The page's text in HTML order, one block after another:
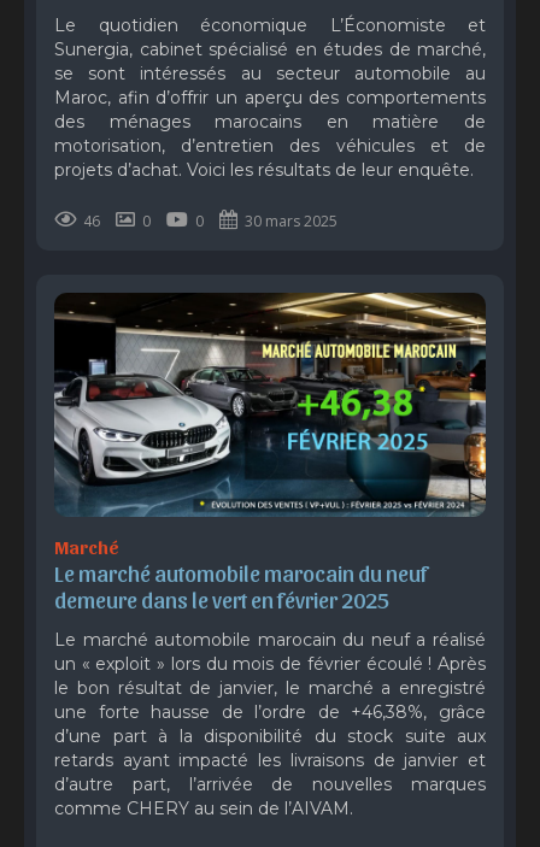
Le quotidien économique L’Économiste et
Sunergia, cabinet spécialisé en études de marché,
se sont intéressés au secteur automobile au
Maroc, afin d’offrir un aperçu des comportements
des ménages marocains en matière de
motorisation, d’entretien des véhicules et de
projets d’achat. Voici les résultats de leur enquête.
46 0 0 30 mars 2025
Marché
Le marché automobile marocain du neuf
demeure dans le vert en février 2025
Le marché automobile marocain du neuf a réalisé
un « exploit » lors du mois de février écoulé ! Après
le bon résultat de janvier, le marché a enregistré
une forte hausse de l’ordre de +46,38%, grâce
d’une part à la disponibilité du stock suite aux
retards ayant impacté les livraisons de janvier et
d’autre part, l’arrivée de nouvelles marques
comme CHERY au sein de l’AIVAM.